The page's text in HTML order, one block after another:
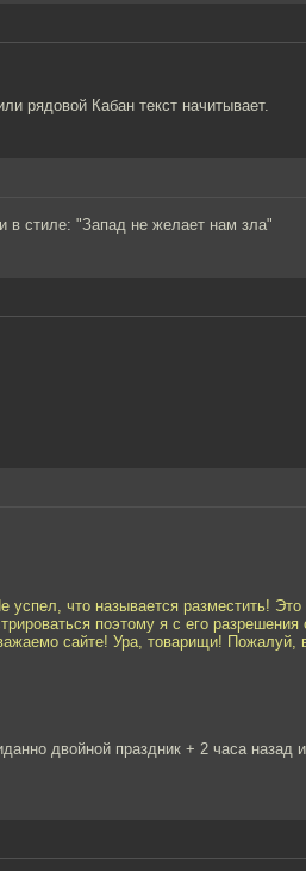
рядовой Кабан текст начитывает.
в стиле: "Запад не желает нам зла"
что называется разместить!
поэтому я с его
сайте! Ура, товарищи! Пожалуй,
двойной праздник + 2 часа назад